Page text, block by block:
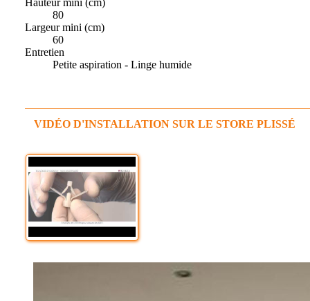
80
Largeur mini (cm)
60
Entretien
Petite aspiration - Linge humide
VIDÉO D'INSTALLATION SUR LE STORE PLISSÉ